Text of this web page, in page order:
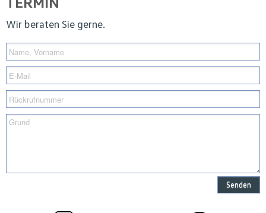
Wir beraten Sie gerne.
Senden